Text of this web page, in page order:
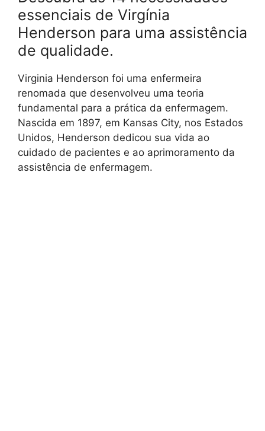
essenciais de Virgínia
Henderson para uma assistência
de qualidade.
Virginia Henderson foi uma enfermeira
renomada que desenvolveu uma teoria
fundamental para a prática da enfermagem.
Nascida em 1897, em Kansas City, nos Estados
Unidos, Henderson dedicou sua vida ao
cuidado de pacientes e ao aprimoramento da
assistência de enfermagem.